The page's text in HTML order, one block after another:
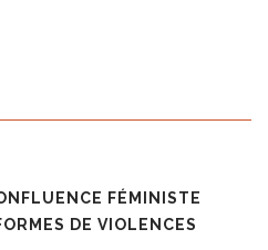
FÉMINISTE
DE VIOLENCES